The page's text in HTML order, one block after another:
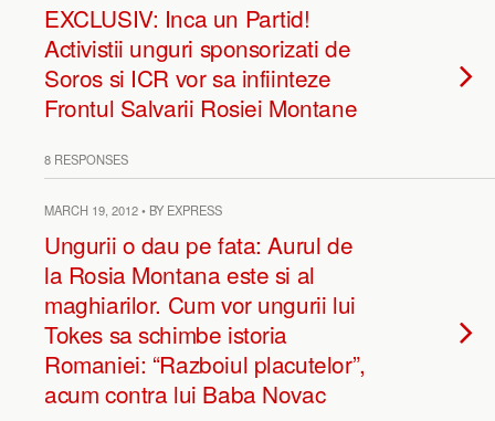
EXCLUSIV: Inca un Partid!
Activistii unguri sponsorizati de
Soros si ICR vor sa infiinteze
Frontul Salvarii Rosiei Montane
8 RESPONSES
MARCH 19, 2012 • BY EXPRESS
Ungurii o dau pe fata: Aurul de
la Rosia Montana este si al
maghiarilor. Cum vor ungurii lui
Tokes sa schimbe istoria
Romaniei: “Razboiul placutelor”,
acum contra lui Baba Novac